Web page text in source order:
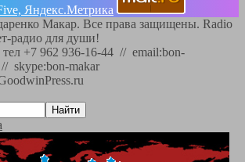
Макар. Все права защищены. Radio
радио для души!
+7 962 936-16-44 // email:bon-
skype:bon-makar